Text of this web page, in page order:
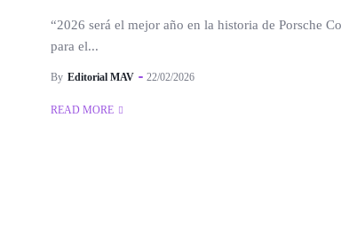
“2026 será el mejor año en la historia de Porsche
para el...
By Editorial MAV 22/02/2026
READ MORE